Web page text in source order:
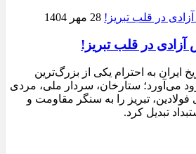
28 مهر 1404
در قلب تبریز!
ایران به احترام یکی از بزرگ‌ترین
می‌آورد؛ ستارخان، سردار ملی، مردی
فولادین، تبریز را به سنگر مقاومت و
تبدیل کرد.